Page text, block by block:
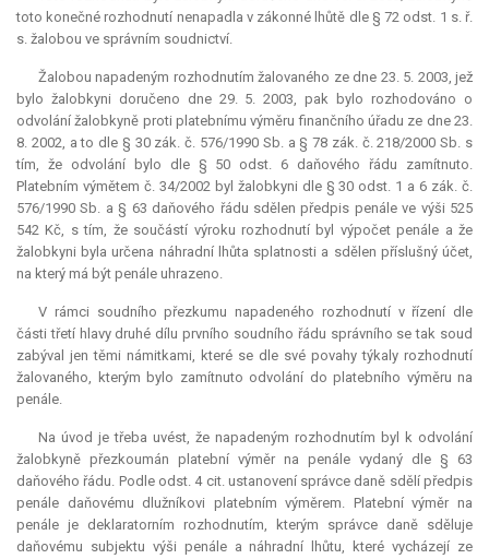
toto konečné rozhodnutí nenapadla v zákonné lhůtě dle § 72 odst. 1 s. ř.
s. žalobou ve správním soudnictví.
Žalobou napadeným rozhodnutím žalovaného ze dne 23. 5. 2003, jež
bylo žalobkyni doručeno dne 29. 5. 2003, pak bylo rozhodováno o
odvolání žalobkyně proti platebnímu výměru finančního úřadu ze dne 23.
8. 2002, a to dle § 30 zák. č. 576/1990 Sb. a § 78 zák. č. 218/2000 Sb. s
tím, že odvolání bylo dle § 50 odst. 6 daňového řádu zamítnuto.
Platebním výmětem č. 34/2002 byl žalobkyni dle § 30 odst. 1 a 6 zák. č.
576/1990 Sb. a § 63 daňového řádu sdělen předpis penále ve výši 525
542 Kč, s tím, že součástí výroku rozhodnutí byl výpočet penále a že
žalobkyni byla určena náhradní lhůta splatnosti a sdělen příslušný účet,
na který má být penále uhrazeno.
V rámci soudního přezkumu napadeného rozhodnutí v řízení dle
části třetí hlavy druhé dílu prvního soudního řádu správního se tak soud
zabýval jen těmi námitkami, které se dle své povahy týkaly rozhodnutí
žalovaného, kterým bylo zamítnuto odvolání do platebního výměru na
penále.
Na úvod je třeba uvést, že napadeným rozhodnutím byl k odvolání
žalobkyně přezkoumán platební výměr na penále vydaný dle § 63
daňového řádu. Podle odst. 4 cit. ustanovení správce daně sdělí předpis
penále daňovému dlužníkovi platebním výměrem. Platební výměr na
penále je deklaratorním rozhodnutím, kterým správce daně sděluje
daňovému subjektu výši penále a náhradní lhůtu, které vycházejí ze